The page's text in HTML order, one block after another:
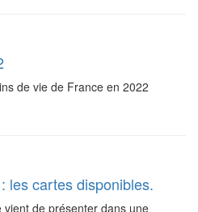
de vie de France en 2022
les cartes disponibles.
de présenter dans une